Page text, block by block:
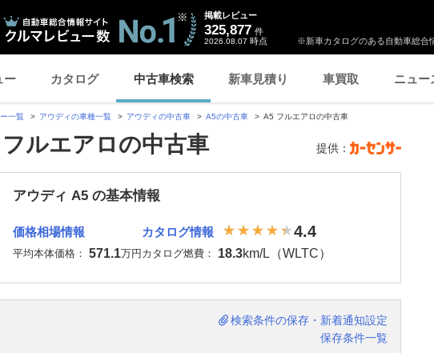
※新車カタログのある自動車総合
掲載レビュー
325,877 件
2026.08.07 時点
ー カタログ 中古車検索 新車見積り 車買取 ニュー
一覧 アウディの車種一覧 アウディの中古車 A5の中古車 A5 フルエアロの中古車
ルエアロの中古車 提供：
アウディ A5 の基本情報
価格相場情報
平均本体価格： 571.1万円
カタログ情報 4.4
カタログ燃費： 18.3km/L（WLTC）
検索条件の保存・新着通知設定
保存条件一覧